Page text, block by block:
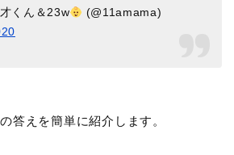
くん＆23w
(@11amama)
答えを簡単に紹介します。